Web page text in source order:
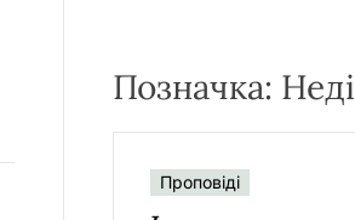
Позначка:
Проповіді